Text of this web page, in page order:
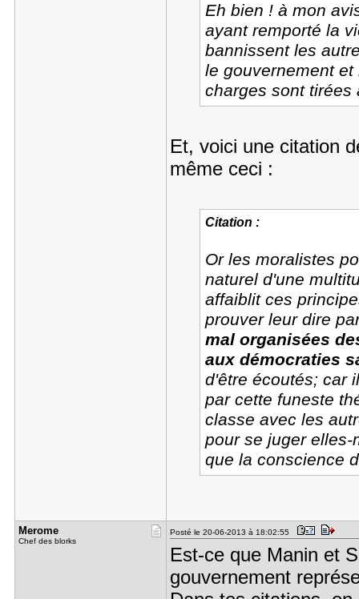
Eh bien ! à mon
ayant remporté la
bannissent les
le gouvernement
charges sont tirées
Et, voici une citation
même ceci :
Citation :
Or les moralistes
naturel d'une
affaiblit ces
prouver leur dire
mal organisées
aux démocraties
d'être écoutés; car
par cette funeste
classe avec les
pour se juger
que la conscience
Merome
Chef des blorks
Posté le 20-06-2013 à 18:02:55
Est-ce que Manin et
gouvernement